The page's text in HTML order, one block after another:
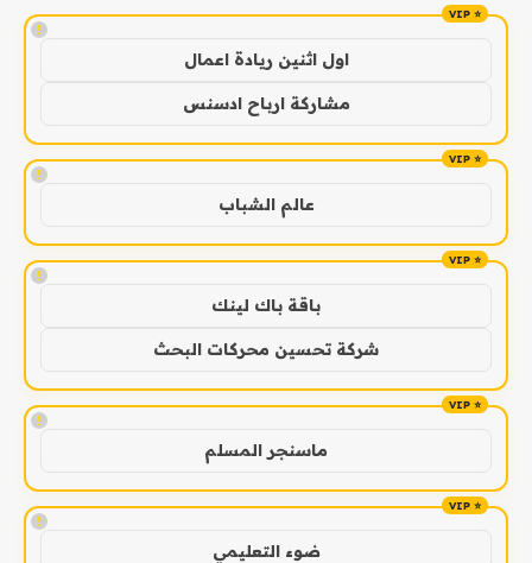
!
اول اثنين ريادة اعمال
مشاركة ارباح ادسنس
!
عالم الشباب
!
باقة باك لينك
شركة تحسين محركات البحث
!
ماسنجر المسلم
!
ضوء التعليمي